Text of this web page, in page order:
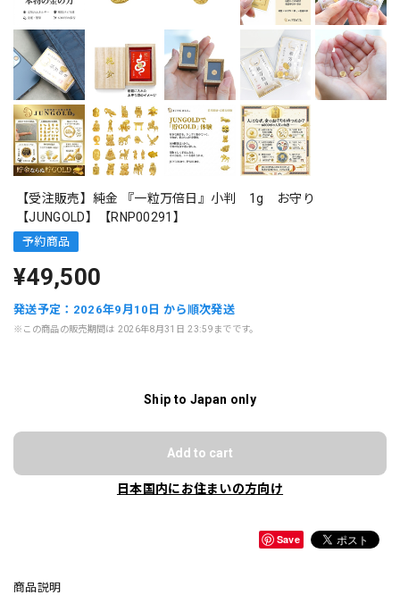
【受注販売】純金 『一粒万倍日』小判 1g お守り
【JUNGOLD】【RNP00291】
予約商品
¥49,500
発送予定：2026年9月10日 から順次発送
※この商品の販売期間は 2026年8月31日 23:59までです。
Ship to Japan only
Add to cart
日本国内にお住まいの方向け
Save
商品説明